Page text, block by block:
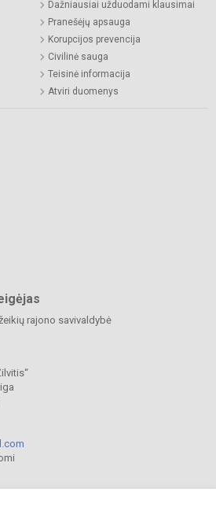
Dažniausiai užduodami klausimai
Pranešėjų apsauga
Korupcijos prevencija
Civilinė sauga
Teisinė informacija
Atviri duomenys
rajono savivaldybė